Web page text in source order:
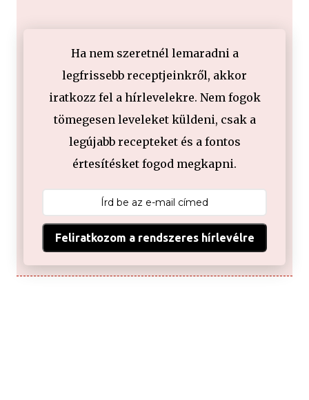
Ha nem szeretnél lemaradni a
legfrissebb receptjeinkről, akkor
iratkozz fel a hírlevelekre. Nem fogok
tömegesen leveleket küldeni, csak a
legújabb recepteket és a fontos
értesítésket fogod megkapni.
Feliratkozom a rendszeres hírlevélre